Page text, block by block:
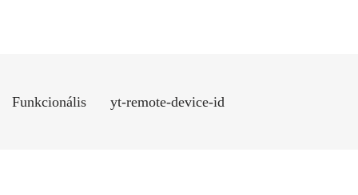
Funkcionális yt-remote-device-id